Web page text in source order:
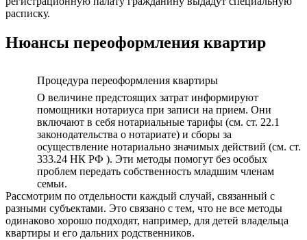
расписку.
Нюансы переоформления квартир
Процедура переоформления квартиры
О величине предстоящих затрат информируют
помощники нотариуса при записи на прием. Они
включают в себя нотариальные тарифы (см. ст. 22.1
законодательства о нотариате) и сборы за
осуществление нотариально значимых действий (см. ст.
333.24 НК РФ ). Эти методы помогут без особых
проблем передать собственность младшим членам
семьи.
Рассмотрим по отдельности каждый случай, связанный с
разными субъектами. Это связано с тем, что не все методы
одинаково хорошо подходят, например, для детей владельца
квартиры и его дальних родственников.